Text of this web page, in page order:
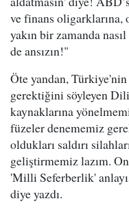
ve finans
yakın bir zamanda
de ansızın!"
Öte yandan,
gerektiğini söyleyen
kaynaklarına
füzeler denememiz
oldukları saldırı
geliştirmemiz lazım.
'Milli Seferberlik'
diye yazdı.